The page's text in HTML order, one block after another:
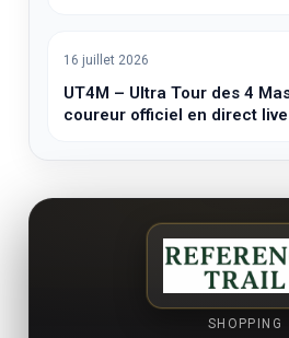
16 juillet 2026
UT4M – Ultra Tour des 4
coureur officiel en direct live
SHOPPING